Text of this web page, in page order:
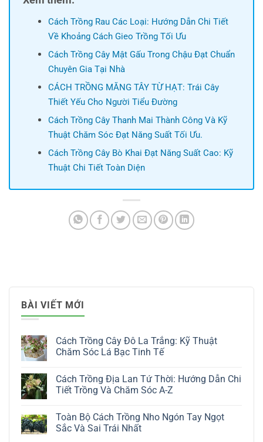
Cách Trồng Rau Các Loại: Hướng Dẫn Chi Tiết
Về Khoảng Cách Gieo Trồng Tối Ưu
Cách Trồng Cây Mật Gấu Trong Chậu Đạt Chuẩn
Chuyên Gia Tại Nhà
CÁCH TRỒNG MĂNG TÂY TỪ HẠT: Trái Cây
Thiết Yếu Cho Người Tiểu Đường
Cách Trồng Cây Thanh Mai Thành Công Và Kỹ
Thuật Chăm Sóc Đạt Năng Suất Tối Ưu.
Cách Trồng Cây Bò Khai Đạt Năng Suất Cao: Kỹ
Thuật Chi Tiết Toàn Diện
BÀI VIẾT MỚI
Cách Trồng Cây Đô La Trắng: Kỹ Thuật
Chăm Sóc Lá Bạc Tinh Tế
bình
luận
Cây
Đô
La
Cách Trồng Địa Lan Tứ Thời: Hướng Dẫn Chi
Tiết Trồng Và Chăm Sóc A-Z
bình
luận
ở
Toàn Bộ Cách Trồng Nho Ngón Tay Ngọt
Sắc Và Sai Trái Nhất